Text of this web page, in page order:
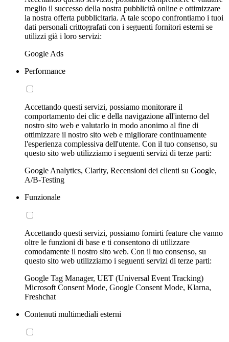
meglio il successo della nostra pubblicità online e ottimizzare
la nostra offerta pubblicitaria. A tale scopo confrontiamo i tuoi
dati personali crittografati con i seguenti fornitori esterni se
utilizzi già i loro servizi:
Google Ads
Performance
Accettando questi servizi, possiamo monitorare il
comportamento dei clic e della navigazione all'interno del
nostro sito web e valutarlo in modo anonimo al fine di
ottimizzare il nostro sito web e migliorare continuamente
l'esperienza complessiva dell'utente. Con il tuo consenso, su
questo sito web utilizziamo i seguenti servizi di terze parti:
Google Analytics, Clarity, Recensioni dei clienti su Google,
A/B-Testing
Funzionale
Accettando questi servizi, possiamo fornirti feature che vanno
oltre le funzioni di base e ti consentono di utilizzare
comodamente il nostro sito web. Con il tuo consenso, su
questo sito web utilizziamo i seguenti servizi di terze parti:
Google Tag Manager, UET (Universal Event Tracking)
Microsoft Consent Mode, Google Consent Mode, Klarna,
Freshchat
Contenuti multimediali esterni